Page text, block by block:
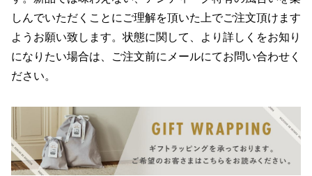
しんでいただくことにご理解を頂いた上でご注文頂けます
ようお願い致します。状態に関して、より詳しくをお知り
になりたい場合は、ご注文前にメールにてお問い合わせく
ださい。